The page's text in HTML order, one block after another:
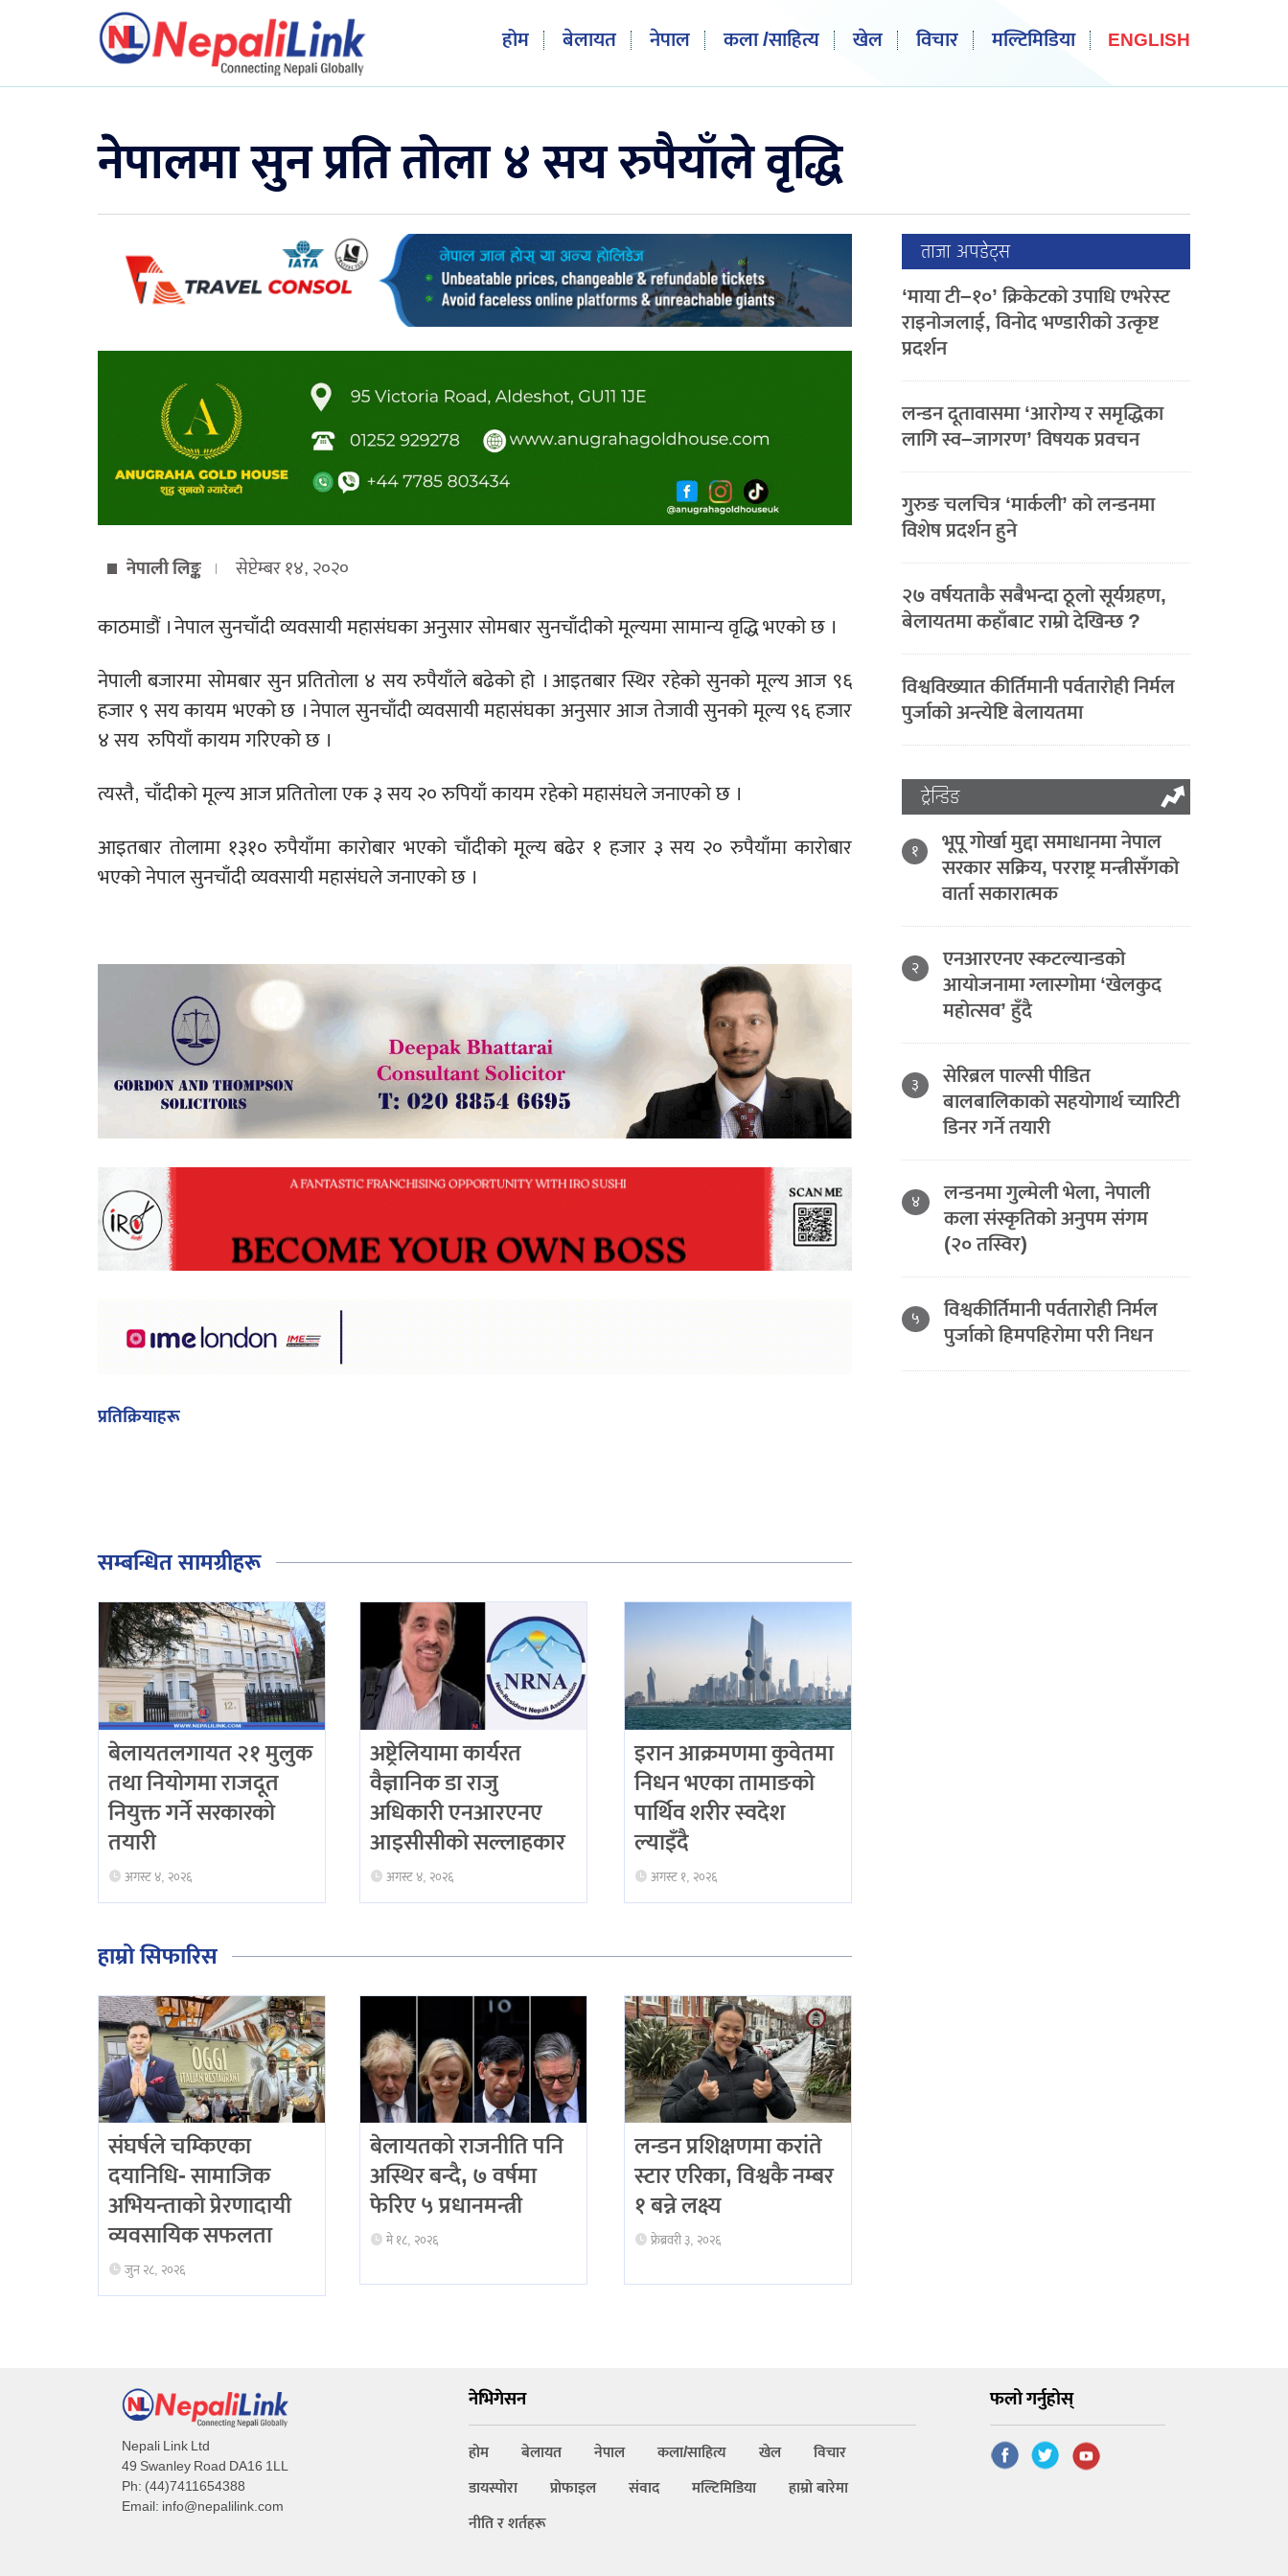
होम बेलायत नेपाल कला /साहित्य खेल विचार मल्टिमिडिया ENGLISH
नेपालमा सुन प्रति तोला ४ सय रुपैयाँले वृद्धि
नेपाली लिङ्क सेप्टेम्बर १४, २०२०
काठमाडौं । नेपाल सुनचाँदी व्यवसायी महासंघका अनुसार सोमबार सुनचाँदीको मूल्यमा सामान्य वृद्धि भएको छ ।
नेपाली बजारमा सोमबार सुन प्रतितोला ४ सय रुपैयाँले बढेको हो । आइतबार स्थिर रहेको सुनको मूल्य आज ९६
हजार ९ सय कायम भएको छ । नेपाल सुनचाँदी व्यवसायी महासंघका अनुसार आज तेजावी सुनको मूल्य ९६ हजार
४ सय रुपियाँ कायम गरिएको छ ।
त्यस्तै, चाँदीको मूल्य आज प्रतितोला एक ३ सय २० रुपियाँ कायम रहेको महासंघले जनाएको छ ।
आइतबार तोलामा १३१० रुपैयाँमा कारोबार भएको चाँदीको मूल्य बढेर १ हजार ३ सय २० रुपैयाँमा कारोबार
भएको नेपाल सुनचाँदी व्यवसायी महासंघले जनाएको छ ।
प्रतिक्रियाहरू
सम्बन्धित सामग्रीहरू
बेलायतलगायत २१ मुलुक
तथा नियोगमा राजदूत
नियुक्त गर्ने सरकारको
तयारी
अगस्ट ४, २०२६
अष्ट्रेलियामा कार्यरत
वैज्ञानिक डा राजु
अधिकारी एनआरएनए
आइसीसीको सल्लाहकार
अगस्ट ४, २०२६
इरान आक्रमणमा कुवेतमा
निधन भएका तामाङको
पार्थिव शरीर स्वदेश
ल्याइँदै
अगस्ट १, २०२६
हाम्रो सिफारिस
संघर्षले चम्किएका
दयानिधि- सामाजिक
अभियन्ताको प्रेरणादायी
व्यवसायिक सफलता
जुन २८, २०२६
बेलायतको राजनीति पनि
अस्थिर बन्दै, ७ वर्षमा
फेरिए ५ प्रधानमन्त्री
मे १८, २०२६
लन्डन प्रशिक्षणमा करांते
स्टार एरिका, विश्वकै नम्बर
१ बन्ने लक्ष्य
फ्रेब्रवरी ३, २०२६
ताजा अपडेट्स
‘माया टी–१०’ क्रिकेटको उपाधि एभरेस्ट
राइनोजलाई, विनोद भण्डारीको उत्कृष्ट
प्रदर्शन
लन्डन दूतावासमा ‘आरोग्य र समृद्धिका
लागि स्व–जागरण’ विषयक प्रवचन
गुरुङ चलचित्र ‘मार्कली’ को लन्डनमा
विशेष प्रदर्शन हुने
२७ वर्षयताकै सबैभन्दा ठूलो सूर्यग्रहण,
बेलायतमा कहाँबाट राम्रो देखिन्छ ?
विश्वविख्यात कीर्तिमानी पर्वतारोही निर्मल
पुर्जाको अन्त्येष्टि बेलायतमा
ट्रेन्डिङ
१ भूपू गोर्खा मुद्दा समाधानमा नेपाल
सरकार सक्रिय, परराष्ट्र मन्त्रीसँगको
वार्ता सकारात्मक
२ एनआरएनए स्कटल्यान्डको
आयोजनामा ग्लास्गोमा ‘खेलकुद
महोत्सव’ हुँदै
३ सेरिब्रल पाल्सी पीडित
बालबालिकाको सहयोगार्थ च्यारिटी
डिनर गर्ने तयारी
४ लन्डनमा गुल्मेली भेला, नेपाली
कला संस्कृतिको अनुपम संगम
(२० तस्विर)
५ विश्वकीर्तिमानी पर्वतारोही निर्मल
पुर्जाको हिमपहिरोमा परी निधन
Nepali Link Ltd
49 Swanley Road DA16 1LL
Ph: (44)7411654388
Email: info@nepalilink.com
नेभिगेसन
होम बेलायत नेपाल कला/साहित्य खेल
विचार
डायस्पोरा
प्रोफाइल संवाद मल्टिमिडिया
हाम्रो बारेमा
नीति र शर्तहरू
फलो गर्नुहोस्